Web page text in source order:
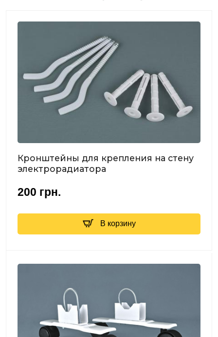
Кронштейны для крепления на стену
электрорадиатора
200 грн.
В корзину